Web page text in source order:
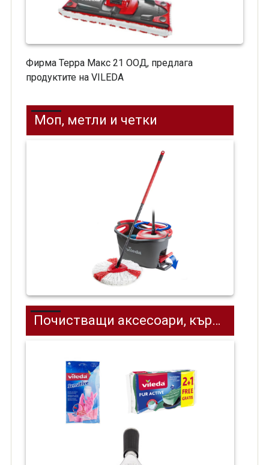
Фирма Терра Макс 21 ООД, предлага
продуктите на VILEDA
Моп, метли и четки
Почистващи аксесоари, кърпи, гъби